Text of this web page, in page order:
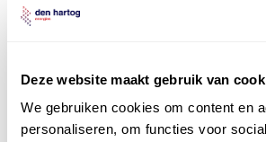
Deze website maakt gebruik van
We gebruiken cookies om content en
personaliseren, om functies voor